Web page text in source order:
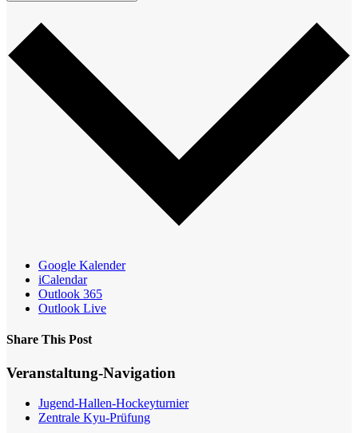
Google Kalender
iCalendar
Outlook 365
Outlook Live
Share This Post
Facebook
X
Reddit
LinkedIn
WhatsApp
Tumblr
Pinterest
Veranstaltung-Navigation
Jugend-Hallen-Hockeyturnier
Zentrale Kyu-Prüfung